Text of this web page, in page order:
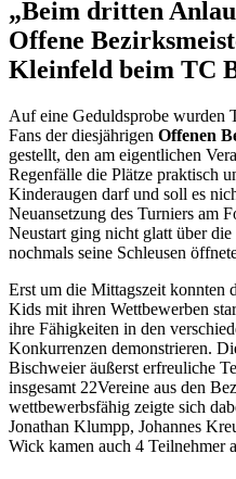
„Beim dritten
Offene
Kleinfeld beim TC
Auf eine Geduldsprobe wurden
Fans der diesjährigen Offenen
gestellt, den am eigentlichen
Regenfälle die Plätze praktisch
Kinderaugen darf und soll es
Neuansetzung des Turniers am
Neustart ging nicht glatt über
nochmals seine Schleusen
Erst um die Mittagszeit konnten
Kids mit ihren Wettbewerben
ihre Fähigkeiten in den
Konkurrenzen demonstrieren.
Bischweier äußerst erfreuliche
insgesamt 22Vereine aus den
wettbewerbsfähig zeigte sich
Jonathan Klumpp, Johannes
Wick kamen auch 4 Teilnehmer